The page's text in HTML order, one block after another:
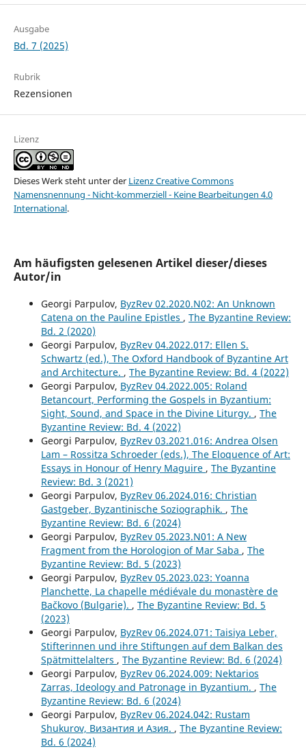
Ausgabe
Bd. 7 (2025)
Rubrik
Rezensionen
Lizenz
Dieses Werk steht unter der Lizenz Creative Commons
Namensnennung - Nicht-kommerziell - Keine Bearbeitungen 4.0
International.
Am häufigsten gelesenen Artikel dieser/dieses
Autor/in
Georgi Parpulov, ByzRev 02.2020.N02: An Unknown
Catena on the Pauline Epistles , The Byzantine Review:
Bd. 2 (2020)
Georgi Parpulov, ByzRev 04.2022.017: Ellen S.
Schwartz (ed.), The Oxford Handbook of Byzantine Art
and Architecture. , The Byzantine Review: Bd. 4 (2022)
Georgi Parpulov, ByzRev 04.2022.005: Roland
Betancourt, Performing the Gospels in Byzantium:
Sight, Sound, and Space in the Divine Liturgy. , The
Byzantine Review: Bd. 4 (2022)
Georgi Parpulov, ByzRev 03.2021.016: Andrea Olsen
Lam – Rossitza Schroeder (eds.), The Eloquence of Art:
Essays in Honour of Henry Maguire , The Byzantine
Review: Bd. 3 (2021)
Georgi Parpulov, ByzRev 06.2024.016: Christian
Gastgeber, Byzantinische Soziographik. , The
Byzantine Review: Bd. 6 (2024)
Georgi Parpulov, ByzRev 05.2023.N01: A New
Fragment from the Horologion of Mar Saba , The
Byzantine Review: Bd. 5 (2023)
Georgi Parpulov, ByzRev 05.2023.023: Yoanna
Planchette, La chapelle médiévale du monastère de
Bačkovo (Bulgarie). , The Byzantine Review: Bd. 5
(2023)
Georgi Parpulov, ByzRev 06.2024.071: Taisiya Leber,
Stifterinnen und ihre Stiftungen auf dem Balkan des
Spätmittelalters , The Byzantine Review: Bd. 6 (2024)
Georgi Parpulov, ByzRev 06.2024.009: Nektarios
Zarras, Ideology and Patronage in Byzantium. , The
Byzantine Review: Bd. 6 (2024)
Georgi Parpulov, ByzRev 06.2024.042: Rustam
Shukurov, Византия и Азия. , The Byzantine Review:
Bd. 6 (2024)